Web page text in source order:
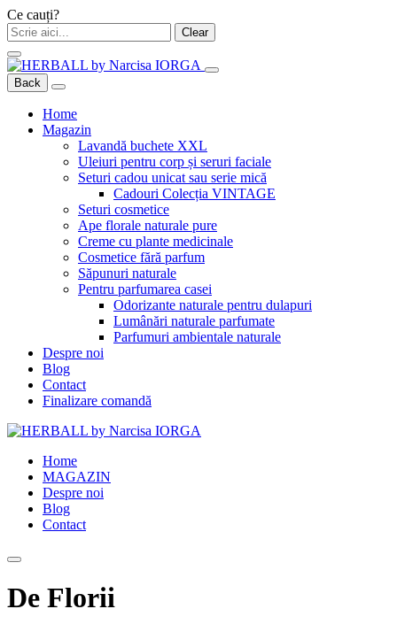
Ce cauți?
Clear
Back
Home
Magazin
Lavandă buchete XXL
Uleiuri pentru corp și seruri faciale
Seturi cadou unicat sau serie mică
Cadouri Colecția VINTAGE
Seturi cosmetice
Ape florale naturale pure
Creme cu plante medicinale
Cosmetice fără parfum
Săpunuri naturale
Pentru parfumarea casei
Odorizante naturale pentru dulapuri
Lumânări naturale parfumate
Parfumuri ambientale naturale
Despre noi
Blog
Contact
Finalizare comandă
Home
MAGAZIN
Despre noi
Blog
Contact
De Florii